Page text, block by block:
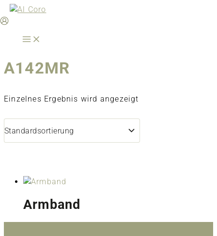
Zum
Inhalt
A142MR
Einzelnes Ergebnis wird angezeigt
Armband